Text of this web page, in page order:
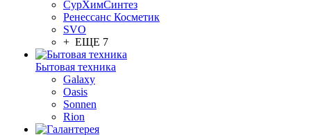
СурХимСинтез
Ренессанс Косметик
SVO
+ ЕЩЕ 7
Бытовая техника
Galaxy
Oasis
Sonnen
Rion